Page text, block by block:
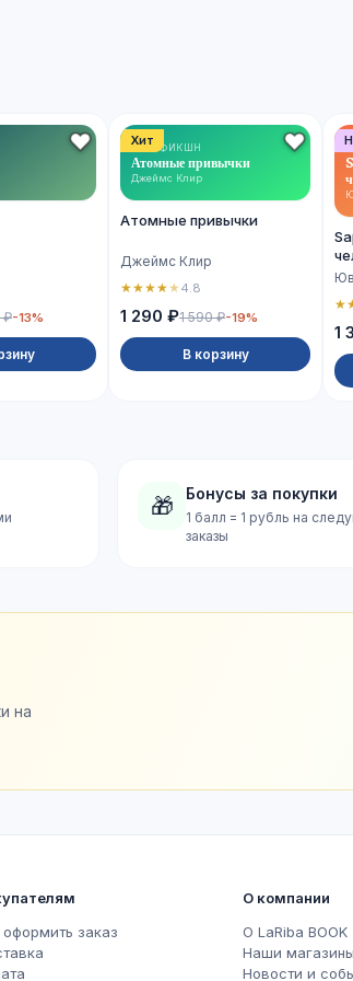
₽-13%
Хит
НОН-ФИКШН
Атомные привычки
Джеймс Клир
Атомные привычки
Джеймс Клир
★★★★★4.8
1 290 ₽1 590 ₽-19%
В корзину
★
1
🎁 Бонусы за покупки
1 балл = 1 рубль на
заказы
на
оформить заказ
О компании
О LaRiba BOOK
Наши магазины
Новости и